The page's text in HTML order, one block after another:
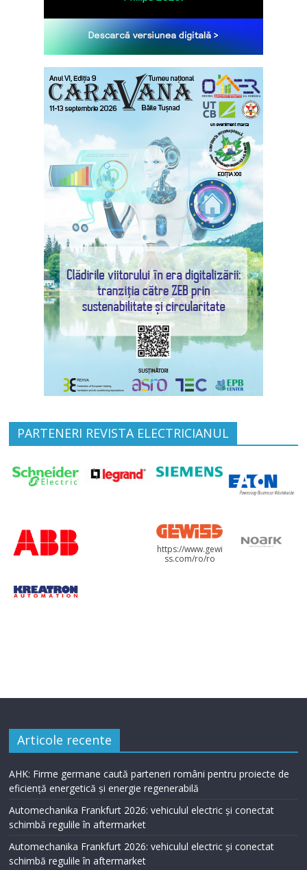
PARTENERI REVISTA ELECTRICIANUL
https://www.gewi
ss.com/ro/ro
Articole recente
AHK: Firme germane caută parteneri români pentru proiecte de
eficiență energetică și energie regenerabilă
Automechanika Frankfurt 2026: vehiculul electric și conectat
schimbă regulile în aftermarket
Automechanika Frankfurt 2026: vehiculul electric și conectat
schimbă regulile în aftermarket